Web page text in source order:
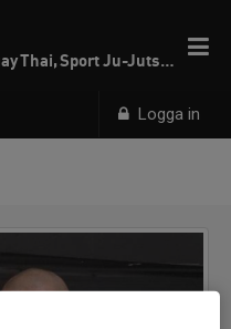
Logga in
Brasiliansk Jiu-Jitsu, Muay Thai, Sport Ju-Jutsu & SW